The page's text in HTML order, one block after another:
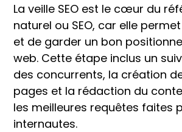
La veille SEO est le cœur du
naturel ou SEO, car elle
et de garder un bon
web. Cette étape inclus un
des concurrents, la création
pages et la rédaction du
les meilleures requêtes faites
internautes.